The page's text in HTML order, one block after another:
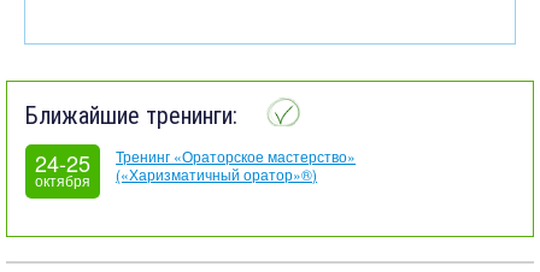
Ближайшие тренинги:
24-25
октября
Тренинг «Ораторское мастерство»
(«Харизматичный оратор»®)